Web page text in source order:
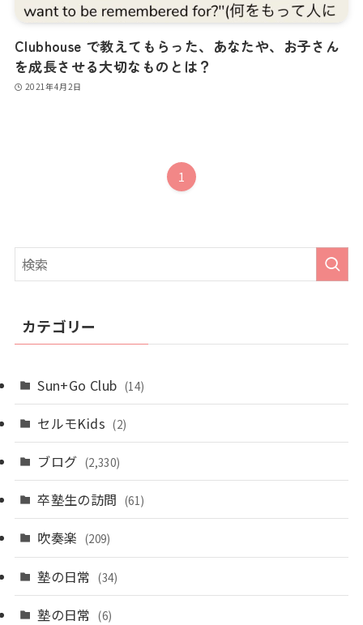
Clubhouse で教えてもらった、あなたや、お子さん
を成長させる大切なものとは？
2021年4月2日
1
カテゴリー
Sun+Go Club (14)
セルモKids (2)
ブログ (2,330)
卒塾生の訪問 (61)
吹奏楽 (209)
塾の日常 (34)
塾の日常 (6)